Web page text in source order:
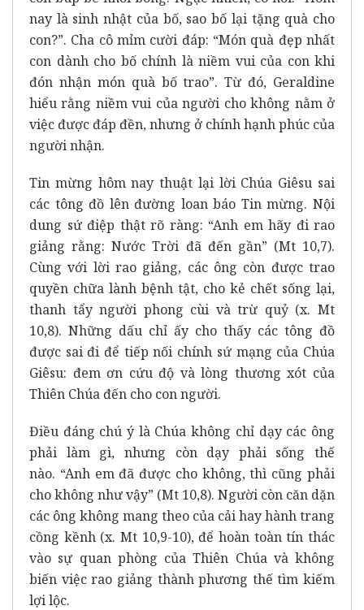
nay là sinh nhật của bố, sao bố lại tặng quà cho
con?”. Cha cô mỉm cười đáp: “Món quà đẹp nhất
con dành cho bố chính là niềm vui của con khi
đón nhận món quà bố trao”. Từ đó, Geraldine
hiểu rằng niềm vui của người cho không nằm ở
việc được đáp đền, nhưng ở chính hạnh phúc của
người nhận.
Tin mừng hôm nay thuật lại lời Chúa Giêsu sai
các tông đồ lên đường loan báo Tin mừng. Nội
dung sứ điệp thật rõ ràng: “Anh em hãy đi rao
giảng rằng: Nước Trời đã đến gần”(Mt 10,7).
Cùng với lời rao giảng, các ông còn được trao
quyền chữa lành bệnh tật, cho kẻ chết sống lại,
thanh tẩy người phong cùi và trừ quỷ (x. Mt
10,8). Những dấu chỉ ấy cho thấy các tông đồ
được sai đi để tiếp nối chính sứ mạng của Chúa
Giêsu: đem ơn cứu độ và lòng thương xót của
Thiên Chúa đến cho con người.
Điều đáng chú ý là Chúa không chỉ dạy các ông
phải làm gì, nhưng còn dạy phải sống thế
nào. “Anh em đã được cho không, thì cũng phải
cho không như vậy” (Mt 10,8). Người còn căn dặn
các ông không mang theo của cải hay hành trang
cồng kềnh (x. Mt 10,9-10), để hoàn toàn tín thác
vào sự quan phòng của Thiên Chúa và không
biến việc rao giảng thành phương thế tìm kiếm
lợi lộc.